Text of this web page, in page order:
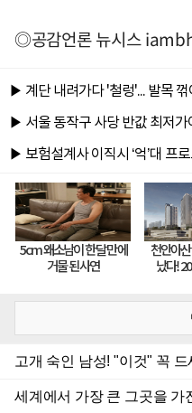
◎공감언론 뉴시스